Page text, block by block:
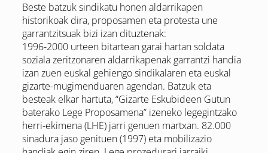
Beste batzuk sindikatu honen aldarrikapen
historikoak dira, proposamen eta protesta une
garrantzitsuak bizi izan dituztenak:
1996-2000 urteen bitartean garai hartan soldata
soziala zeritzonaren aldarrikapenak garrantzi handia
izan zuen euskal gehiengo sindikalaren eta euskal
gizarte-mugimenduaren agendan. Batzuk eta
besteak elkar hartuta, “Gizarte Eskubideen Gutun
baterako Lege Proposamena” izeneko legegintzako
herri-ekimena (LHE) jarri genuen martxan. 82.000
sinadura jaso genituen (1997) eta mobilizazio